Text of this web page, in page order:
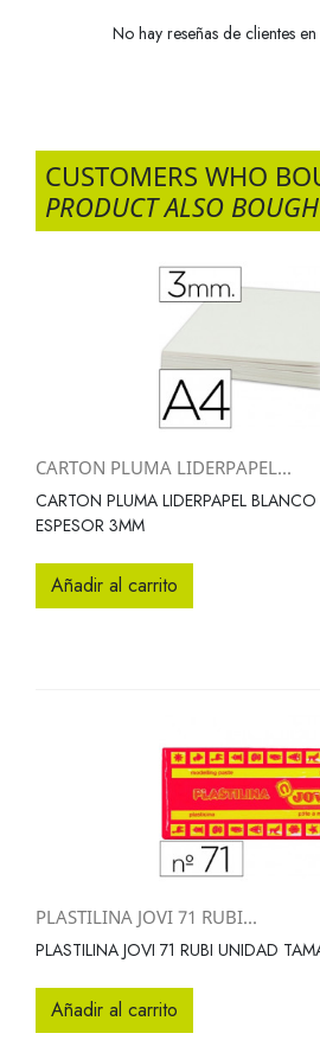
No hay reseñas de clientes
CUSTOMERS WHO
PRODUCT ALSO
CARTON PLUMA LIDERPAPEL...
CARTON PLUMA LIDERPAPEL
ESPESOR 3MM
Añadir al carrito
PLASTILINA JOVI 71 RUBI...
PLASTILINA JOVI 71 RUBI UNIDAD
Añadir al carrito